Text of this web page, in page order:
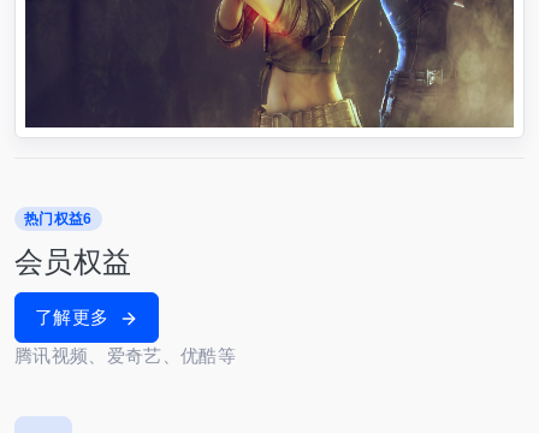
热门权益6
会员权益
了解更多
腾讯视频、爱奇艺、优酷等